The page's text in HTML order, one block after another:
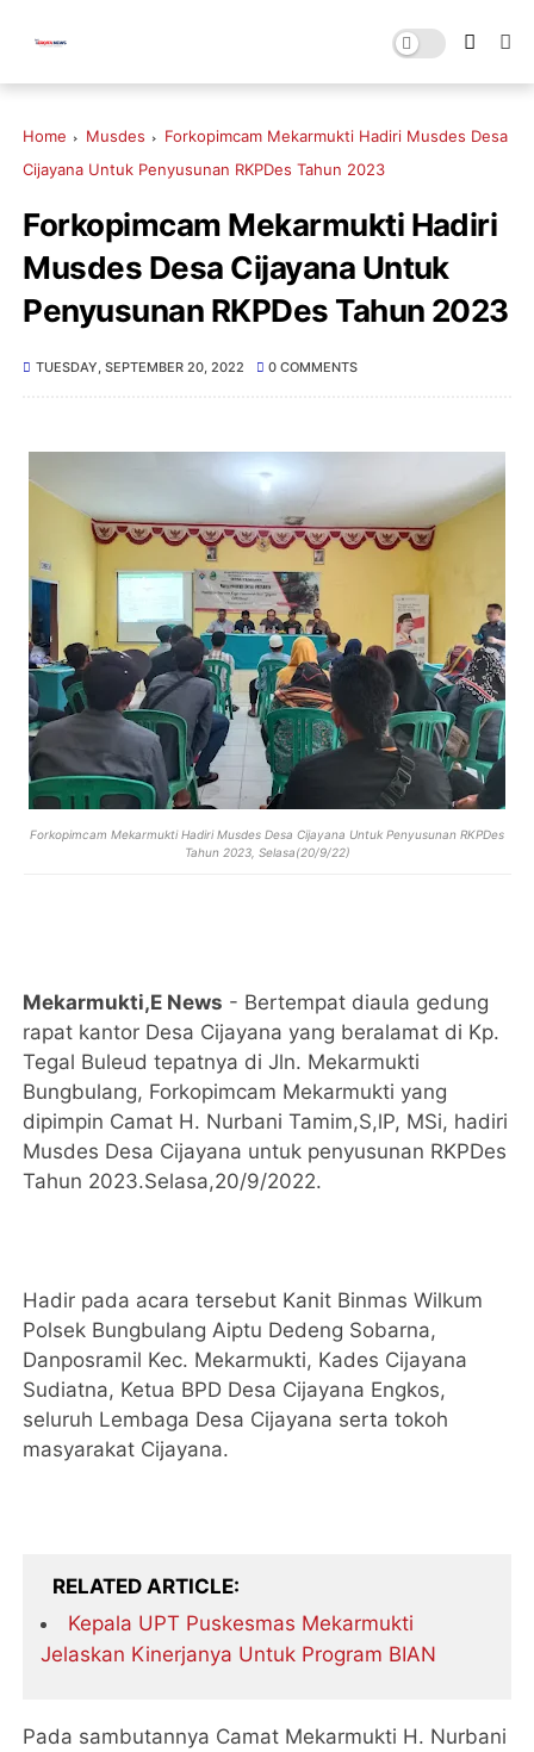
Home Musdes
Forkopimcam Mekarmukti Hadiri Musdes Desa
Cijayana Untuk Penyusunan RKPDes Tahun 2023
Forkopimcam Mekarmukti Hadiri
Musdes Desa Cijayana Untuk
Penyusunan RKPDes Tahun 2023
TUESDAY, SEPTEMBER 20, 2022 0 COMMENTS
Forkopimcam Mekarmukti Hadiri Musdes Desa Cijayana Untuk Penyusunan RKPDes
Tahun 2023, Selasa(20/9/22)
Mekarmukti,E News - Bertempat diaula gedung
rapat kantor Desa Cijayana yang beralamat di Kp.
Tegal Buleud tepatnya di Jln. Mekarmukti
Bungbulang, Forkopimcam Mekarmukti yang
dipimpin Camat H. Nurbani Tamim,S,lP, MSi, hadiri
Musdes Desa Cijayana untuk penyusunan RKPDes
Tahun 2023.Selasa,20/9/2022.
Hadir pada acara tersebut Kanit Binmas Wilkum
Polsek Bungbulang Aiptu Dedeng Sobarna,
Danposramil Kec. Mekarmukti, Kades Cijayana
Sudiatna, Ketua BPD Desa Cijayana Engkos,
seluruh Lembaga Desa Cijayana serta tokoh
masyarakat Cijayana.
RELATED ARTICLE
Kepala UPT Puskesmas Mekarmukti
Jelaskan Kinerjanya Untuk Program BIAN
Pada sambutannya Camat Mekarmukti H. Nurbani